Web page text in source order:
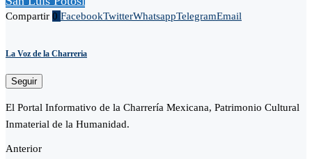
Compartir 0 FacebookTwitterWhatsappTelegramEmail
La Voz de la Charreria
Seguir
El Portal Informativo de la Charrería Mexicana, Patrimonio Cultural
Inmaterial de la Humanidad.
Anterior